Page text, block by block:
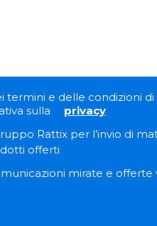
termini e delle condizioni
sulla
privacy
Rattix per l’invio di
offerti
mirate e offerte